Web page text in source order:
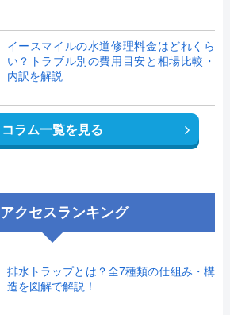
イースマイルの水道修理料金はどれくら
い？トラブル別の費用目安と相場比較・
内訳を解説
コラム一覧を見る
アクセスランキング
排水トラップとは？全7種類の仕組み・構
造を図解で解説！